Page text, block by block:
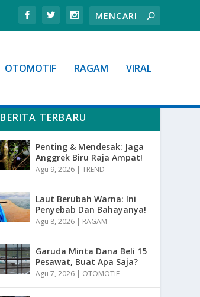
OTOMOTIF RAGAM VIRAL
BERITA TERBARU
Penting & Mendesak: Jaga
Anggrek Biru Raja Ampat!
Agu 9, 2026 |TREND
Laut Berubah Warna: Ini
Penyebab Dan Bahayanya!
Agu 8, 2026 | RAGAM
Garuda Minta Dana Beli 15
Pesawat, Buat Apa Saja?
Agu 7, 2026 | OTOMOTIF